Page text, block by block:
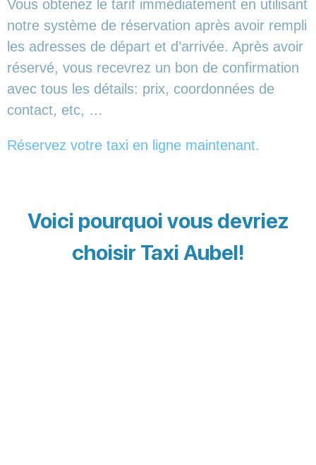
Vous obtenez le tarif immédiatement en utilisant
notre système de réservation après avoir rempli
les adresses de départ et d’arrivée. Après avoir
réservé, vous recevrez un bon de confirmation
avec tous les détails: prix, coordonnées de
contact, etc, …
Réservez votre taxi en ligne maintenant.
Voici pourquoi vous devriez
choisir Taxi Aubel!